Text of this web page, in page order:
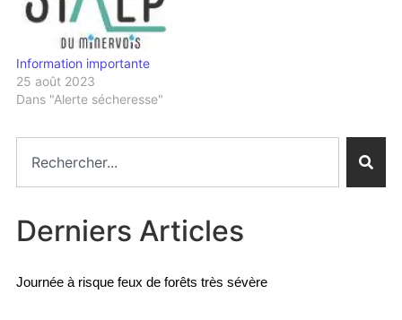
Information importante
25 août 2023
Dans "Alerte sécheresse"
Derniers Articles
Journée à risque feux de forêts très sévère